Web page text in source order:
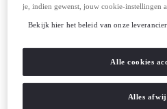
je, indien gewenst, jouw cookie-instellingen
Bekijk hier het beleid van onze
Alles
Alle cookies